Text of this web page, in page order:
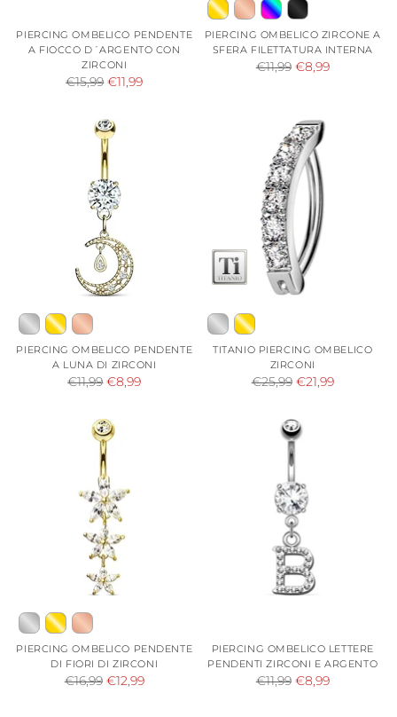
PIERCING OMBELICO PENDENTE
A FIOCCO D´ARGENTO CON
ZIRCONI
Prezzo
listino
€15,99 €11,99
PIERCING OMBELICO ZIRCONE A
SFERA FILETTATURA INTERNA
Prezzo
€11,99 €8,99
PIERCING OMBELICO PENDENTE
A LUNA DI ZIRCONI
Prezzo
listino
€11,99 €8,99
TITANIO PIERCING OMBELICO
ZIRCONI
Prezzo
€25,99 €21,99
PIERCING OMBELICO PENDENTE
DI FIORI DI ZIRCONI
Prezzo
€16,99 €12,99
PIERCING OMBELICO LETTERE
PENDENTI ZIRCONI E ARGENTO
Prezzo
€11,99 €8,99